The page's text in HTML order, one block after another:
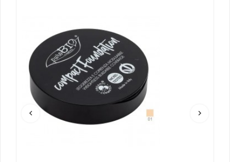
keyboard_arrow_left keyboard_arrow_right